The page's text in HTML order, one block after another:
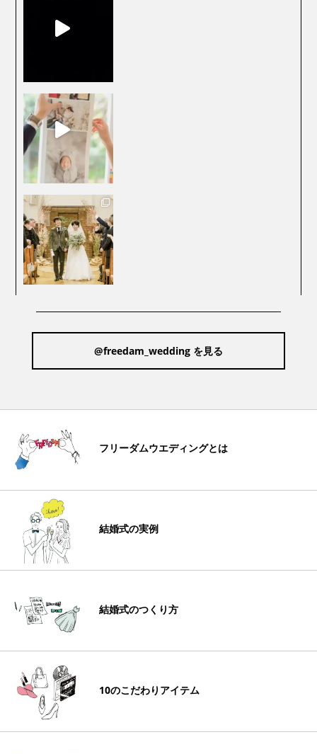
@freedam_wedding を見る
フリーダムウエディングとは
結婚式の実例
結婚式のつくり方
10のこだわりアイテム